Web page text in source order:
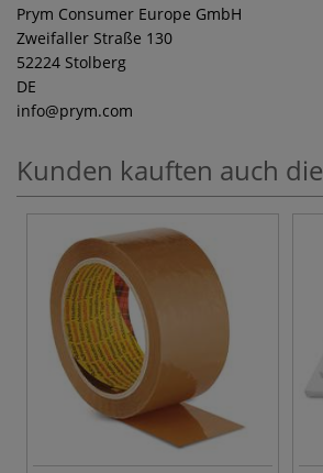
Prym Consumer Europe GmbH
Zweifaller Straße 130
52224 Stolberg
DE
info@prym.com
Kunden kauften auch